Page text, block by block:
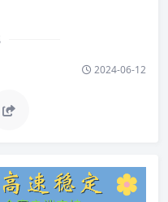
2024-06-12